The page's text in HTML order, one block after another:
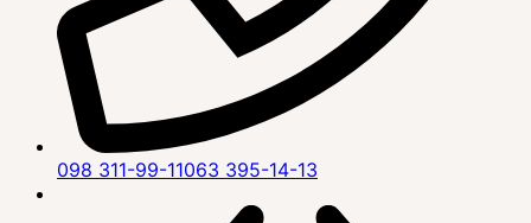
098 311-99-11063 395-14-13